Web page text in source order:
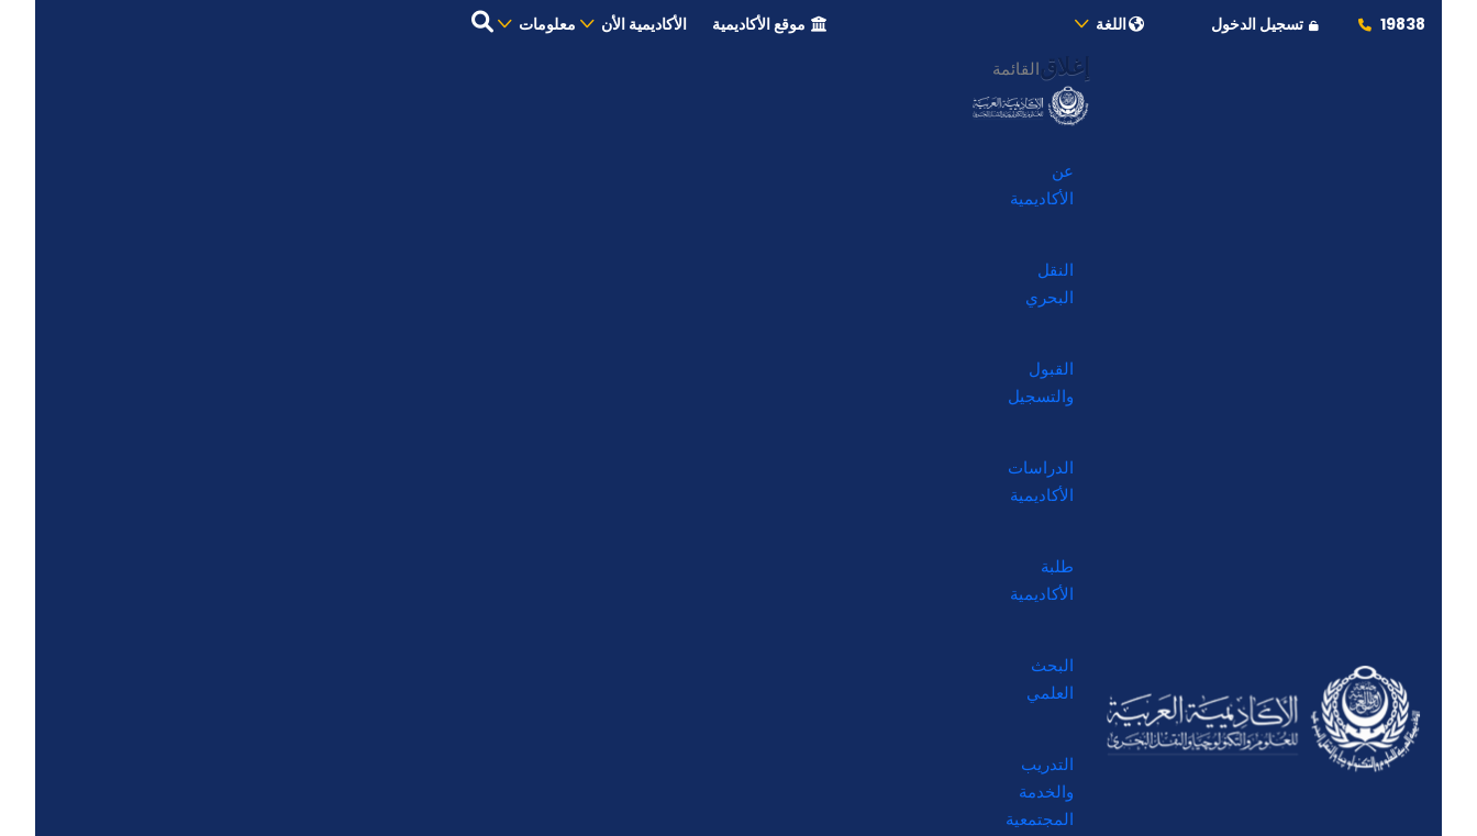
19838 تسجيل الدخول اللغة موقع الأكاديمية الأكاديمية الأن معلومات
إغلاق القائمة
عن
الأكاديمية
النقل
البحري
القبول
والتسجيل
الدراسات
الأكاديمية
طلبة
الأكاديمية
البحث
العلمي
التدريب
والخدمة
المجتمعية